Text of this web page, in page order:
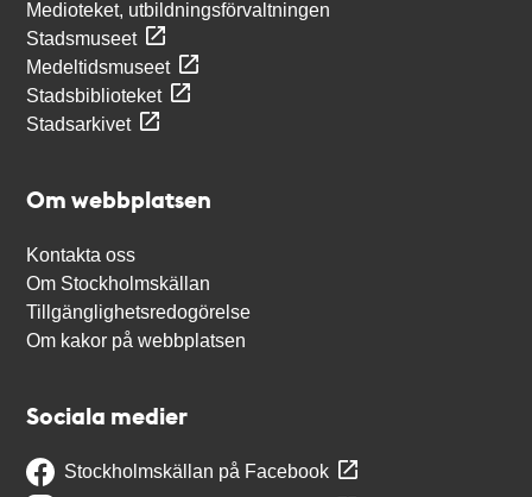
Medioteket, utbildningsförvaltningen
Stadsmuseet
Medeltidsmuseet
Stadsbiblioteket
Stadsarkivet
Om webbplatsen
Kontakta oss
Om Stockholmskällan
Tillgänglighetsredogörelse
Om kakor på webbplatsen
Sociala medier
Stockholmskällan på Facebook